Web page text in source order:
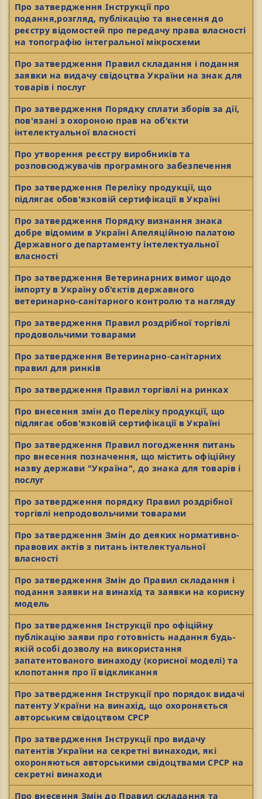
Про затвердження Інструкції про
подання,розгляд, публікацію та внесення до
реєстру відомостей про передачу права власності
на топографію інтегральної мікросхеми
Про затвердження Правил складання і подання
заявки на видачу свідоцтва України на знак для
товарів і послуг
Про затвердження Порядку сплати зборів за дії,
пов'язані з охороною прав на об'єкти
інтелектуальної власності
Про утворення реєстру виробників та
розповсюджувачів програмного забезпечення
Про затвердження Переліку продукції, що
підлягає обов'язковій сертифікації в Україні
Про затвердження Порядку визнання знака
добре відомим в Україні Апеляційною палатою
Державного департаменту інтелектуальної
власності
Про затвердження Ветеринарних вимог щодо
імпорту в Україну об'єктів державного
ветеринарно-санітарного контролю та нагляду
Про затвердження Правил роздрібної торгівлі
продовольчими товарами
Про затвердження Ветеринарно-санітарних
правил для ринків
Про затвердження Правил торгівлі на ринках
Про внесення змін до Переліку продукції, що
підлягає обов'язковій сертифікації в Україні
Про затвердження Правил погодження питань
про внесення позначення, що містить офіційну
назву держави "Україна", до знака для товарів і
послуг
Про затвердження порядку Правил роздрібної
торгівлі непродовольчими товарами
Про затвердження Змін до деяких нормативно-
правових актів з питань інтелектуальної
власності
Про затвердження Змін до Правил складання і
подання заявки на винахід та заявки на корисну
модель
Про затвердження Інструкції про офіційну
публікацію заяви про готовність надання будь-
якій особі дозволу на використання
запатентованого винаходу (корисної моделі) та
клопотання про її відкликання
Про затвердження Інструкції про порядок видачі
патенту України на винахід, що охороняється
авторським свідоцтвом СРСР
Про затвердження Інструкції про видачу
патентів України на секретні винаходи, які
охороняються авторськими свідоцтвами СРСР на
секретні винаходи
Про внесення Змін до Правил складання та